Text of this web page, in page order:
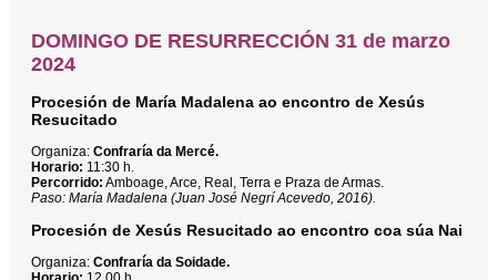
DOMINGO DE RESURRECCIÓN 31 de marzo
2024
Procesión de María Madalena ao encontro de Xesús
Resucitado
Organiza: Confraría da Mercé.
Horario: 11:30 h.
Percorrido: Amboage, Arce, Real, Terra e Praza de Armas.
Paso: María Madalena (Juan José Negrí Acevedo, 2016).
Procesión de Xesús Resucitado ao encontro coa súa Nai
Organiza: Confraría da Soidade.